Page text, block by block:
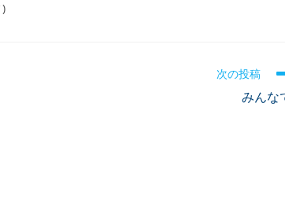
次の投稿
みんな